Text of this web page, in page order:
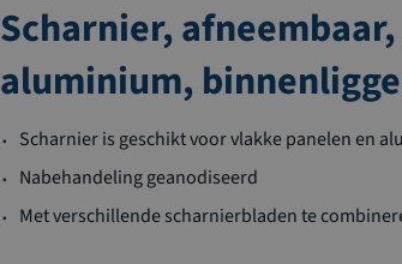
Scharnier, afneembaar,
aluminium,
Scharnier is geschikt voor vlakke panelen en
Nabehandeling geanodiseerd
Met verschillende scharnierbladen te